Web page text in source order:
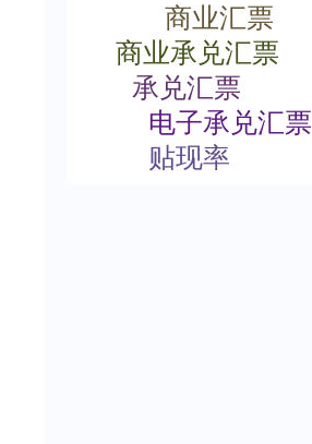
商业汇票
商业承兑汇票
承兑汇票
电子承兑汇票
贴现率